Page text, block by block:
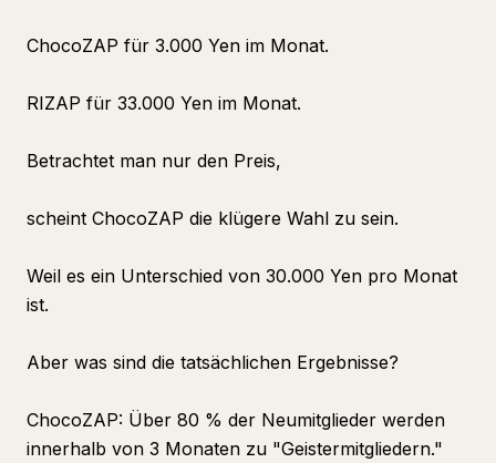
ChocoZAP für 3.000 Yen im Monat.
RIZAP für 33.000 Yen im Monat.
Betrachtet man nur den Preis,
scheint ChocoZAP die klügere Wahl zu sein.
Weil es ein Unterschied von 30.000 Yen pro Monat
ist.
Aber was sind die tatsächlichen Ergebnisse?
ChocoZAP: Über 80 % der Neumitglieder werden
innerhalb von 3 Monaten zu "Geistermitgliedern."